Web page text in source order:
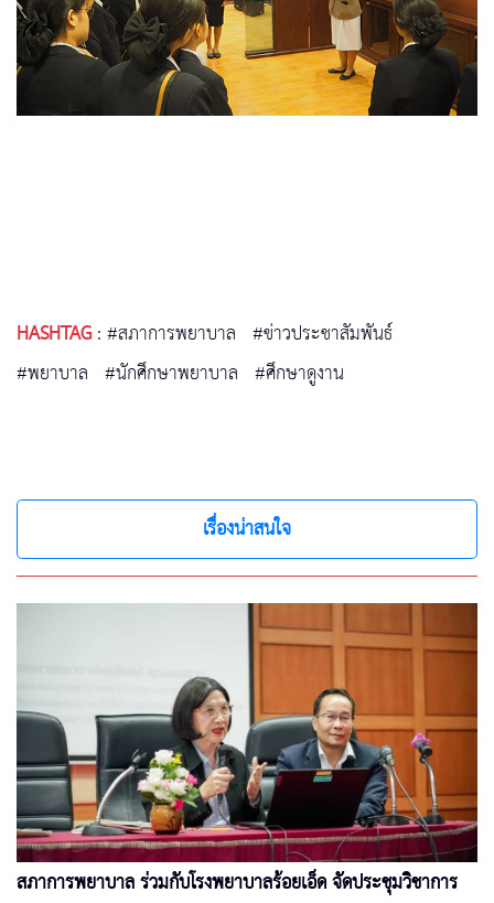
HASHTAG:#สภาการพยาบาล #ข่าวประชาสัมพันธ์
#พยาบาล #นักศึกษาพยาบาล #ศึกษาดูงาน
เรื่องน่าสนใจ
สภาการพยาบาล ร่วมกับโรงพยาบาลร้อยเอ็ด จัดประชุมวิชาการ